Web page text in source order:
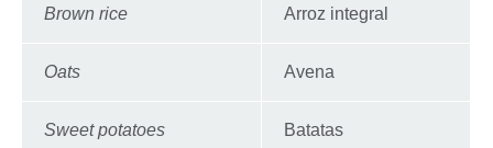
Brown rice Arroz integral
Oats Avena
Sweet potatoes Batatas